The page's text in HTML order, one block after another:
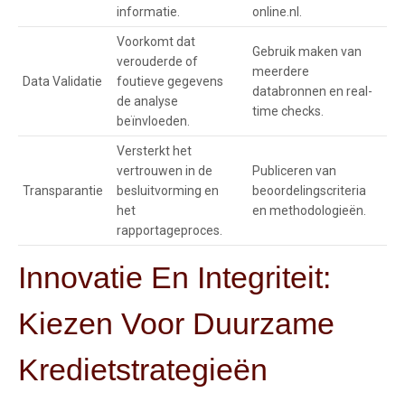
informatie.
online.nl.
Data Validatie
Voorkomt dat
verouderde of
foutieve gegevens
de analyse
beïnvloeden.
Gebruik maken van
meerdere
databronnen en real-
time checks.
Transparantie
Versterkt het
vertrouwen in de
besluitvorming en
het
rapportageproces.
Publiceren van
beoordelingscriteria
en methodologieën.
Innovatie En Integriteit:
Kiezen Voor Duurzame
Kredietstrategieën